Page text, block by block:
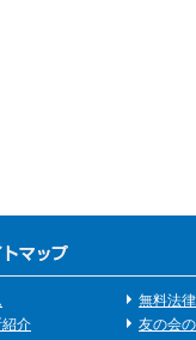
介
無料法
友の会